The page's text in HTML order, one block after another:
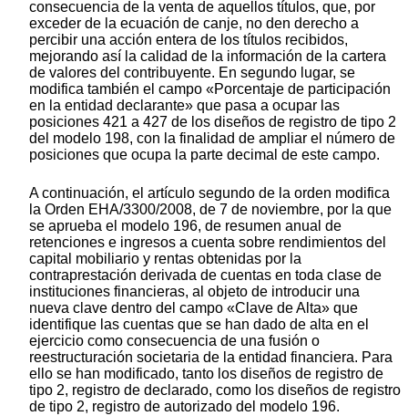
consecuencia de la venta de aquellos títulos, que, por
exceder de la ecuación de canje, no den derecho a
percibir una acción entera de los títulos recibidos,
mejorando así la calidad de la información de la cartera
de valores del contribuyente. En segundo lugar, se
modifica también el campo «Porcentaje de participación
en la entidad declarante» que pasa a ocupar las
posiciones 421 a 427 de los diseños de registro de tipo 2
del modelo 198, con la finalidad de ampliar el número de
posiciones que ocupa la parte decimal de este campo.
A continuación, el artículo segundo de la orden modifica
la Orden EHA/3300/2008, de 7 de noviembre, por la que
se aprueba el modelo 196, de resumen anual de
retenciones e ingresos a cuenta sobre rendimientos del
capital mobiliario y rentas obtenidas por la
contraprestación derivada de cuentas en toda clase de
instituciones financieras, al objeto de introducir una
nueva clave dentro del campo «Clave de Alta» que
identifique las cuentas que se han dado de alta en el
ejercicio como consecuencia de una fusión o
reestructuración societaria de la entidad financiera. Para
ello se han modificado, tanto los diseños de registro de
tipo 2, registro de declarado, como los diseños de registro
de tipo 2, registro de autorizado del modelo 196.